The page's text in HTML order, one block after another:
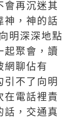
會再沉迷其
神，神的話
明深深地點
起聚會，讀
網聊佔有
引不了向明
在電話裡責
話，交通真